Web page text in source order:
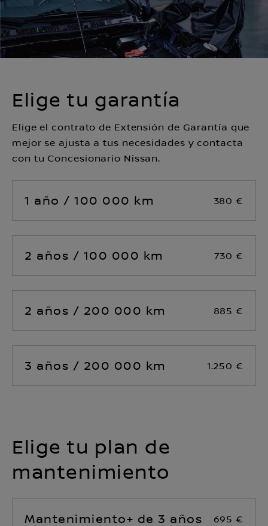
Elige tu garantía
Elige el contrato de Extensión de Garantía que
mejor se ajusta a tus necesidades y contacta
con tu Concesionario Nissan.
1 año / 100 000 km 380 €
2 años / 100 000 km 730 €
2 años / 200 000 km 885 €
3 años / 200 000 km 1.250 €
Elige tu plan de
mantenimiento
Mantenimiento+ de 3 años 695 €